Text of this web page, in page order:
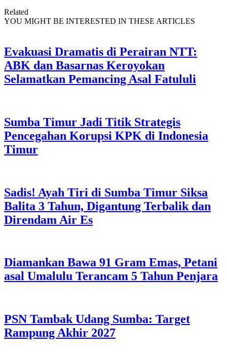
Related
YOU MIGHT BE INTERESTED IN THESE ARTICLES
Evakuasi Dramatis di Perairan NTT:
ABK dan Basarnas Keroyokan
Selamatkan Pemancing Asal Fatululi
Sumba Timur Jadi Titik Strategis
Pencegahan Korupsi KPK di Indonesia
Timur
Sadis! Ayah Tiri di Sumba Timur Siksa
Balita 3 Tahun, Digantung Terbalik dan
Direndam Air Es
Diamankan Bawa 91 Gram Emas, Petani
asal Umalulu Terancam 5 Tahun Penjara
PSN Tambak Udang Sumba: Target
Rampung Akhir 2027